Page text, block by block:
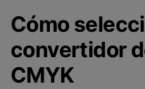
Cómo
convertidor
CMYK